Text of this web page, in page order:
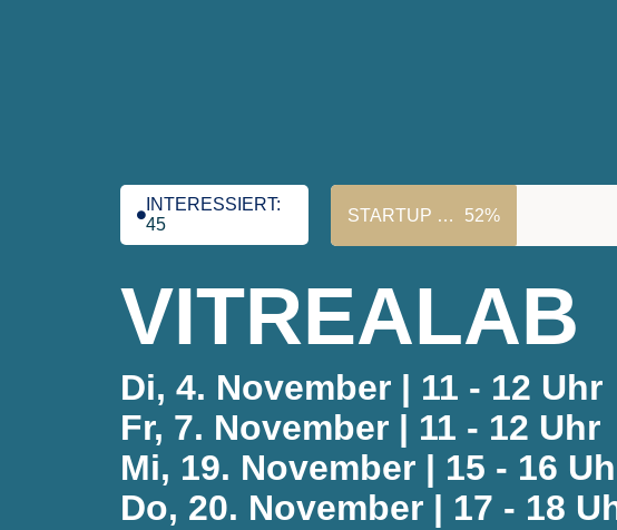
INTERESSIERT:
45
STARTUP FUNDED ZU: 52%
VITREALAB
Di, 4. November | 11 - 12 Uhr
Fr, 7. November | 11 - 12 Uhr
Mi, 19. November | 15 - 16
Do, 20. November | 17 - 18